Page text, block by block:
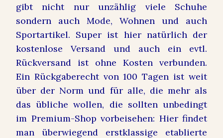
gibt nicht nur unzählig viele Schuhe
sondern auch Mode, Wohnen und auch
Sportartikel. Super ist hier natürlich der
kostenlose Versand und auch ein evtl.
Rückversand ist ohne Kosten verbunden.
Ein Rückgaberecht von 100 Tagen ist weit
über der Norm und für alle, die mehr als
das übliche wollen, die sollten unbedingt
im Premium-Shop vorbeisehen: Hier findet
man überwiegend erstklassige etablierte